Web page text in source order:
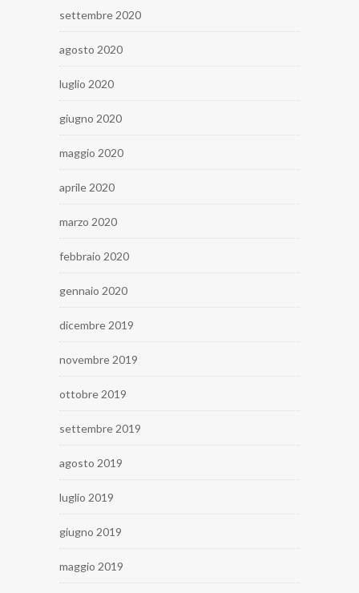
settembre 2020
agosto 2020
luglio 2020
giugno 2020
maggio 2020
aprile 2020
marzo 2020
febbraio 2020
gennaio 2020
dicembre 2019
novembre 2019
ottobre 2019
settembre 2019
agosto 2019
luglio 2019
giugno 2019
maggio 2019